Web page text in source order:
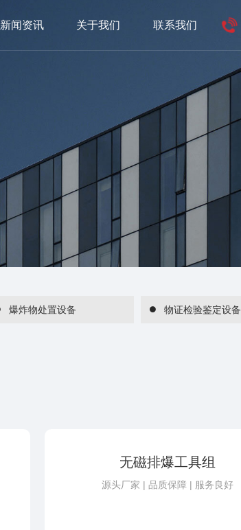
新闻资讯 关于我们 联系我们
爆炸物处置设备 物证检验鉴定设备
无磁排爆工具组
源头厂家 | 品质保障 | 服务良好